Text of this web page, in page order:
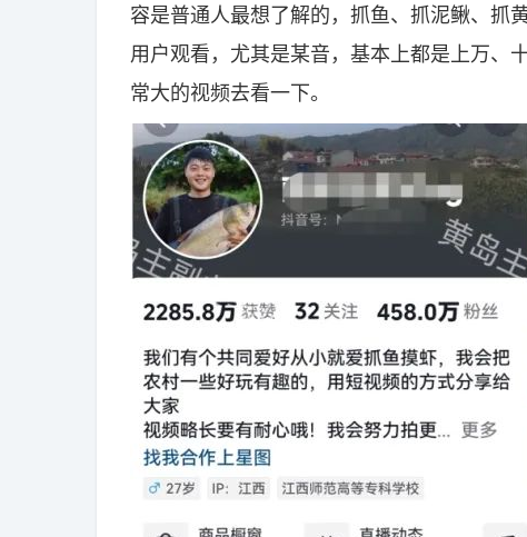
容是普通人最想了解的，抓鱼、抓泥鳅、抓
用户观看，尤其是某音，基本上都是上万、
常大的视频去看一下。